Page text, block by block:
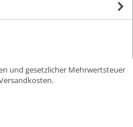
und gesetzlicher Mehrwertsteuer